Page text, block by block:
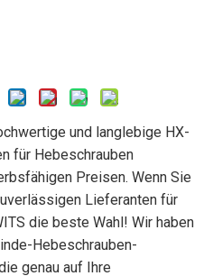
und langlebige HX-
für Hebeschrauben
Preisen. Wenn Sie
Lieferanten für
die beste Wahl! Wir haben
Hebeschrauben-
genau auf Ihre